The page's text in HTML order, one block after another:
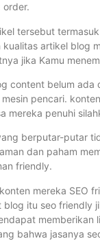
order.
tersebut
artikel blog
jika Kamu
content belum
pencari.
penuhi
berputar-putar
dan paham
friendly.
mereka SEO
itu seo
bahwa jasanya